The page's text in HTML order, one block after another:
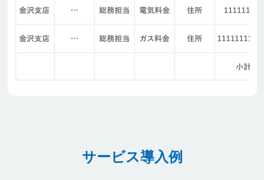
サービス導入例